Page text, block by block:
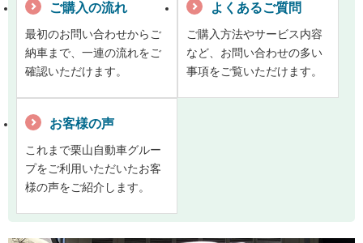
ご購入の流れ
最初のお問い合わせからご
納車まで、一連の流れをご
確認いただけます。
よくあるご質問
ご購入方法やサービス内容
など、お問い合わせの多い
事項をご覧いただけます。
お客様の声
これまで栗山自動車グルー
プをご利用いただいたお客
様の声をご紹介します。